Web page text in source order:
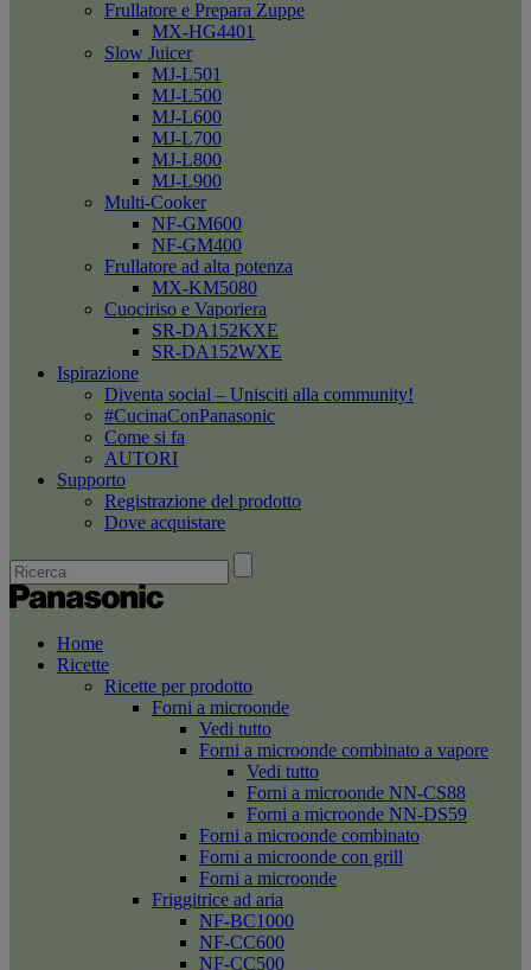
Frullatore e Prepara Zuppe
MX-HG4401
Slow Juicer
MJ-L501
MJ-L500
MJ-L600
MJ-L700
MJ-L800
MJ-L900
Multi-Cooker
NF-GM600
NF-GM400
Frullatore ad alta potenza
MX-KM5080
Cuociriso e Vaporiera
SR-DA152KXE
SR-DA152WXE
Ispirazione
Diventa social – Unisciti alla community!
#CucinaConPanasonic
Come si fa
AUTORI
Supporto
Registrazione del prodotto
Dove acquistare
Home
Ricette
Ricette per prodotto
Forni a microonde
Vedi tutto
Forni a microonde combinato a vapore
Vedi tutto
Forni a microonde NN-CS88
Forni a microonde NN-DS59
Forni a microonde combinato
Forni a microonde con grill
Forni a microonde
Friggitrice ad aria
NF-BC1000
NF-CC600
NF-CC500